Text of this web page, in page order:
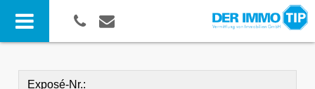
Exposé-Nr.: